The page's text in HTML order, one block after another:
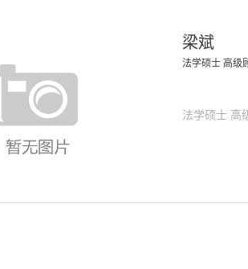
梁斌
法学硕士 高级
法学硕士 高